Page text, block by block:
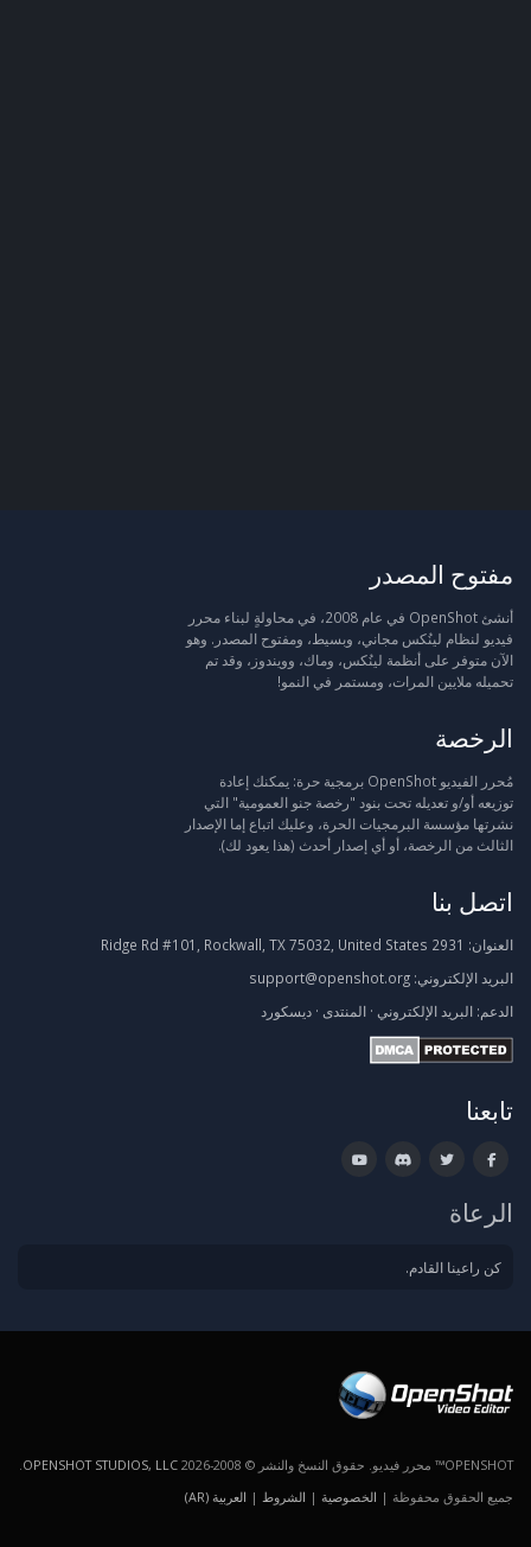
مفتوح المصدر
أنشئ OpenShot في عام 2008، في محاولةٍ لبناء محرر
فيديو لنظام لينُكس مجاني، وبسيط، ومفتوح المصدر. وهو
الآن متوفر على أنظمة لينُكس، وماك، وويندوز، وقد تم
تحميله ملايين المرات، ومستمر في النمو!
الرخصة
مُحرر الفيديو OpenShot برمجية حرة: يمكنك إعادة
توزيعه أو/و تعديله تحت بنود "رخصة جنو العمومية" التي
نشرتها مؤسسة البرمجيات الحرة، وعليك اتباع إما الإصدار
الثالث من الرخصة، أو أي إصدار أحدث (هذا يعود لك).
اتصل بنا
العنوان:
البريد الإلكتروني: support@openshot.org
الدعم: البريد الإلكتروني · المنتدى · ديسكورد
تابعنا
الرعاة
كن راعينا القادم.
OPENSHOT™ محرر فيديو. حقوق النسخ والنشر © 2008-2026 OPENSHOT STUDIOS, LLC
جميع الحقوق محفوظة | الخصوصية | الشروط | العربية (AR)